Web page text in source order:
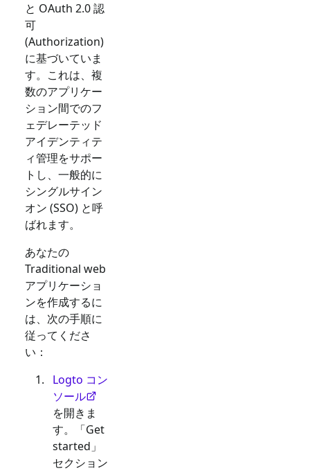
と OAuth 2.0 認
可
(Authorization)
に基づいていま
す。これは、複
数のアプリケー
ション間でのフ
ェデレーテッド
アイデンティテ
ィ管理をサポー
トし、一般的に
シングルサイン
オン (SSO) と呼
ばれます。
あなたの
Traditional web
アプリケーショ
ンを作成するに
は、次の手順に
従ってくださ
い：
Logto コン
ソール
を開きま
す。「Get
started」
セクション